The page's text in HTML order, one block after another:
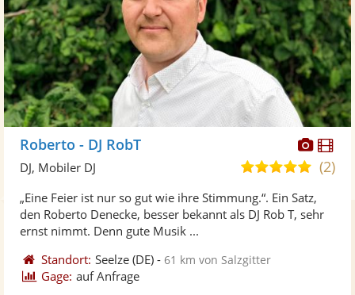
Fotos
Roberto - DJ RobT
5,0
5
(2)
DJ, Mobiler DJ
„Eine Feier ist nur so gut wie ihre Stimmung.“. Ein Satz,
den Roberto Denecke, besser bekannt als DJ Rob T, sehr
ernst nimmt. Denn gute Musik ...
Standort: Seelze (DE) -61 km von Salzgitter
Gage: auf Anfrage